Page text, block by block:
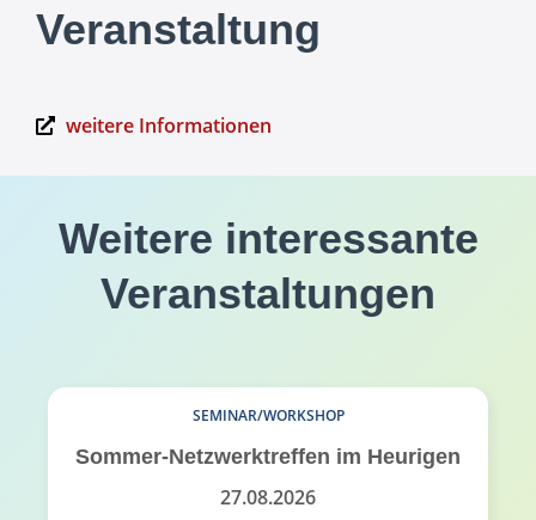
Veranstaltung
weitere Informationen
Weitere interessante
Veranstaltungen
SEMINAR/WORKSHOP
Sommer-Netzwerktreffen im Heurigen
27.08.2026